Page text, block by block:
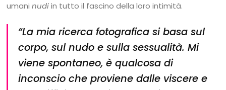
umaninudiin tutto il fascino della loro intimità.
“La mia ricerca fotografica si basa sul
corpo, sul nudo e sulla sessualità. Mi
viene spontaneo, è qualcosa di
inconscio che proviene dalle viscere e